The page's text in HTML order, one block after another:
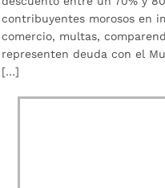
contribuyentes morosos en
comercio, multas,
representen deuda con el
[…]